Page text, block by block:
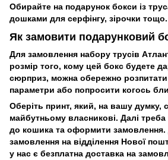
Обирайте на подарунок бокси із
дошками для серфінгу, зірочки тощо.
Як замовити подарунковий
Для замовлення набору трусів
розмір того, кому цей бокс будете
сюрприз, можна обережно розпитати
параметри або попросити когось
Оберіть принт, який, на вашу думку,
майбутньому власникові. Далі треба
до кошика та оформити замовлення.
замовлення на відділення Нової
у нас є безплатна доставка на